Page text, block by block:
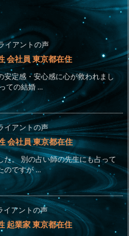
イアントの声
会社員 東京都在住
安定感・安心感に心が救われまし
ての結婚 ...
イアントの声
会社員 東京都在住
た。 別の占い師の先生にも占って
のですが ...
イアントの声
起業家 東京都在住